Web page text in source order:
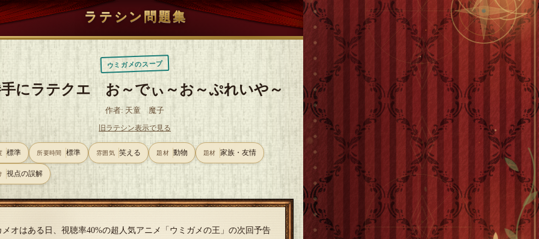
ラテシン問題集
ウミガメのスープ
にラテクエ お～でぃ～お～ぷれいや～
作者: 天童 魔子
旧ラテシン表示で見る
標準 所要時間 標準 雰囲気 笑える 題材 動物 題材 家族・友情
視点の誤解
メオはある日、視聴率40%の超人気アニメ「ウミガメの王」の次回予告